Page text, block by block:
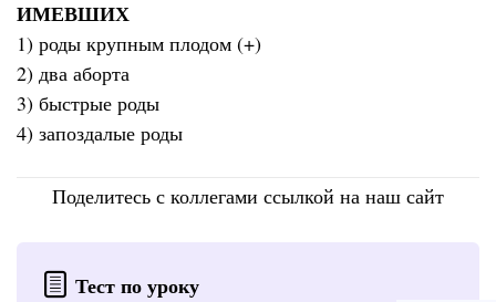
ИМЕВШИХ
1) роды крупным плодом (+)
2) два аборта
3) быстрые роды
4) запоздалые роды
Поделитесь с коллегами ссылкой на наш сайт
Тест по уроку